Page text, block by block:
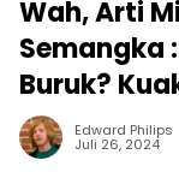
Wah, Arti
Semangka
Buruk?
Edward Philips
Juli 26, 2024